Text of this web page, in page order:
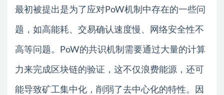
最初被提出是为了应对PoW机制中存在的一些问
题，如高能耗、交易确认速度慢、网络安全性不
高等问题。PoW的共识机制需要通过大量的计算
力来完成区块链的验证，这不仅浪费能源，还可
能导致矿工集中化，削弱了去中心化的特性。因